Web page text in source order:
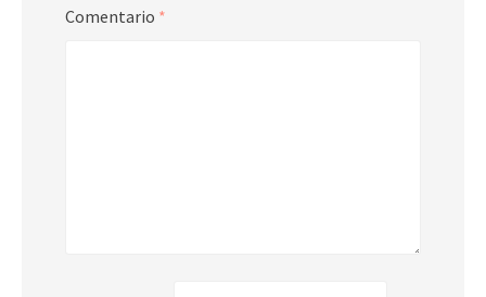
Comentario *